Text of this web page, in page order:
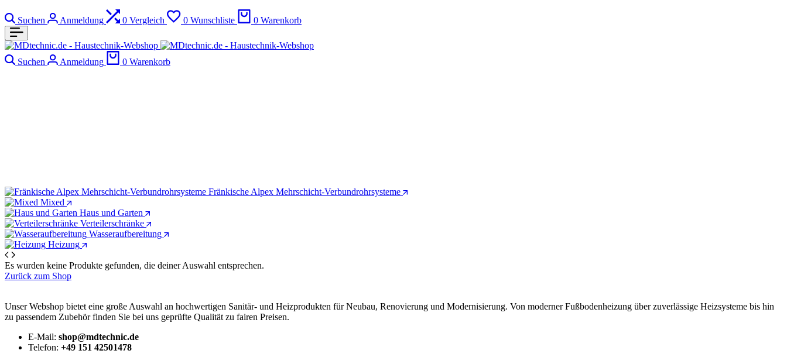
Suchen Anmeldung 0 Vergleich 0 Wunschliste 0 Warenkorb
Suchen Anmeldung 0 Warenkorb
Fränkische Alpex Mehrschicht-Verbundrohrsysteme
Mixed
Haus und Garten
Verteilerschränke
Wasseraufbereitung
Heizung
Es wurden keine Produkte gefunden, die deiner Auswahl entsprechen.
Zurück zum Shop
Unser Webshop bietet eine große Auswahl an hochwertigen Sanitär- und Heizprodukten für Neubau, Renovierung und Modernisierung. Von moderner Fußbodenheizung über zuverlässige Heizsysteme bis hin
zu passendem Zubehör finden Sie bei uns geprüfte Qualität zu fairen Preisen.
E-Mail: shop@mdtechnic.de
Telefon: +49 151 42501478